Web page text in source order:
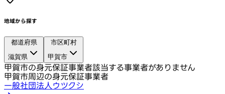
地域から探す
都道府県
滋賀県
市区町村
甲賀市
甲賀市の身元保証事業者該当する事業者がありません
甲賀市周辺の身元保証事業者
一般社団法人ウツクシ